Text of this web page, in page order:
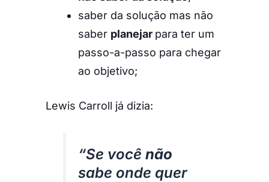
saber da solução mas não
saber planejar para ter um
passo-a-passo para chegar
ao objetivo;
Lewis Carroll já dizia:
“Se vocênão
sabe onde quer